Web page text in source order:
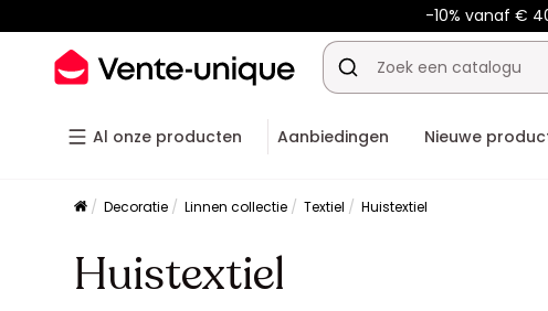
-10% vanaf €
Al onze producten Aanbiedingen Nieuwe
Decoratie Linnen collectie Textiel Huistextiel
Huistextiel